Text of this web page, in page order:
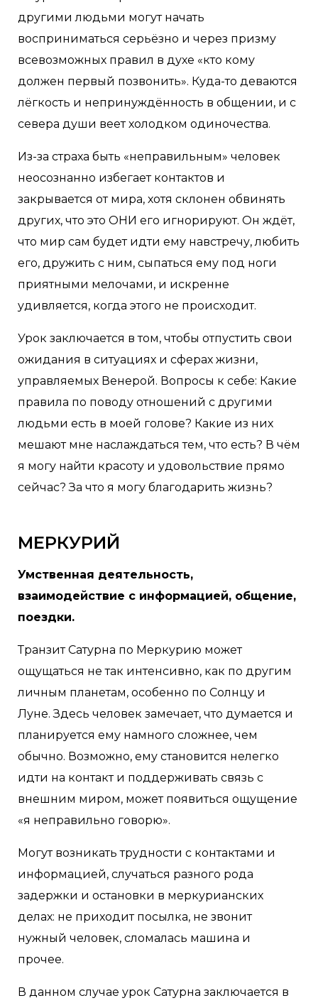
другими людьми могут начать
восприниматься серьёзно и через призму
всевозможных правил в духе «кто кому
должен первый позвонить». Куда-то деваются
лёгкость и непринуждённость в общении, и с
севера души веет холодком одиночества.
Из-за страха быть «неправильным» человек
неосознанно избегает контактов и
закрывается от мира, хотя склонен обвинять
других, что это ОНИ его игнорируют. Он ждёт,
что мир сам будет идти ему навстречу, любить
его, дружить с ним, сыпаться ему под ноги
приятными мелочами, и искренне
удивляется, когда этого не происходит.
Урок заключается в том, чтобы отпустить свои
ожидания в ситуациях и сферах жизни,
управляемых Венерой. Вопросы к себе: Какие
правила по поводу отношений с другими
людьми есть в моей голове? Какие из них
мешают мне наслаждаться тем, что есть? В чём
я могу найти красоту и удовольствие прямо
сейчас? За что я могу благодарить жизнь?
МЕРКУРИЙ
Умственная деятельность,
взаимодействие с информацией, общение,
поездки.
Транзит Сатурна по Меркурию может
ощущаться не так интенсивно, как по другим
личным планетам, особенно по Солнцу и
Луне. Здесь человек замечает, что думается и
планируется ему намного сложнее, чем
обычно. Возможно, ему становится нелегко
идти на контакт и поддерживать связь с
внешним миром, может появиться ощущение
«я неправильно говорю».
Могут возникать трудности с контактами и
информацией, случаться разного рода
задержки и остановки в меркурианских
делах: не приходит посылка, не звонит
нужный человек, сломалась машина и
прочее.
В данном случае урок Сатурна заключается в